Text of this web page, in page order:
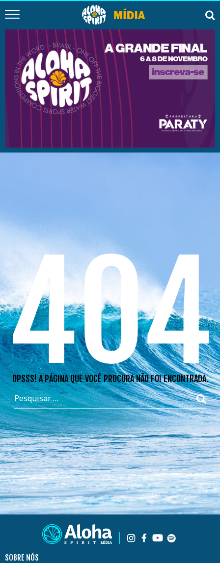
404
OPSSS! A PÁGINA QUE VOCÊ PROCURA NÃO FOI ENCONTRADA.
SOBRE NÓS